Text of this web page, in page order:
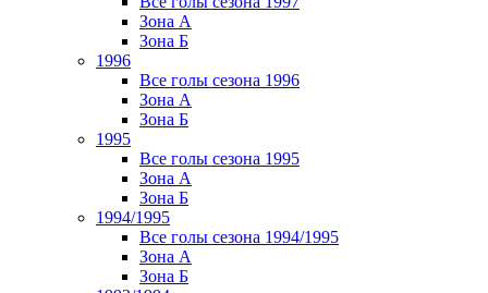
Зона А
Зона Б
1996
Все голы сезона 1996
Зона А
Зона Б
1995
Все голы сезона 1995
Зона А
Зона Б
1994/1995
Все голы сезона 1994/1995
Зона А
Зона Б